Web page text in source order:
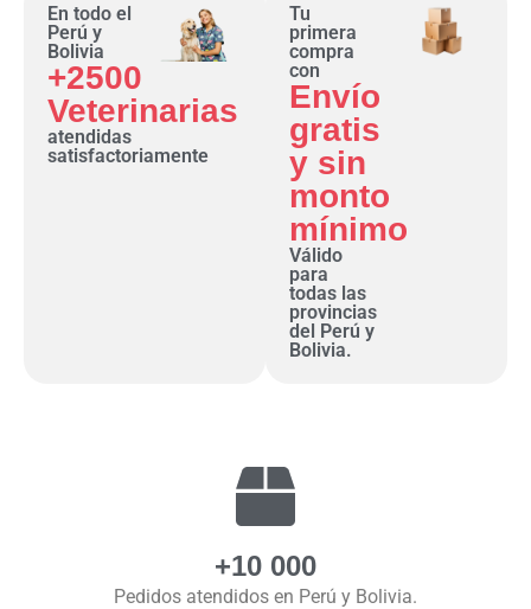
En todo el
Perú y
Bolivia
+2500
Veterinarias
atendidas
satisfactoriamente
Tu
primera
compra
con
Envío
gratis
y sin
monto
mínimo
Válido
para
todas las
provincias
del Perú y
Bolivia.
+10 000
Pedidos atendidos en Perú y Bolivia.